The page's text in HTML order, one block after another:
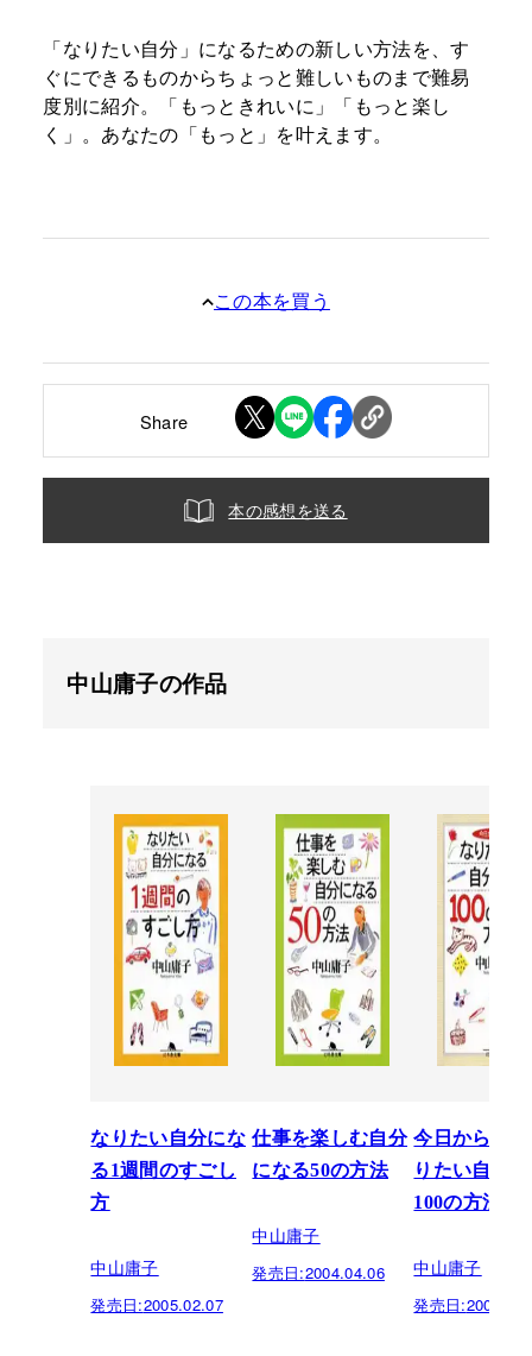
「なりたい自分」になるための新しい方法を、す
ぐにできるものからちょっと難しいものまで難易
度別に紹介。「もっときれいに」「もっと楽し
く」。あなたの「もっと」を叶えます。
この本を買う
Share
本の感想を送る
中山庸子の作品
なりたい自分にな
る1週間のすごし
方
中山庸子
発売日:2005.02.07
仕事を楽しむ自分
になる50の方法
中山庸子
発売日:2004.04.06
今日からで
りたい自分
100の方法
中山庸子
発売日: